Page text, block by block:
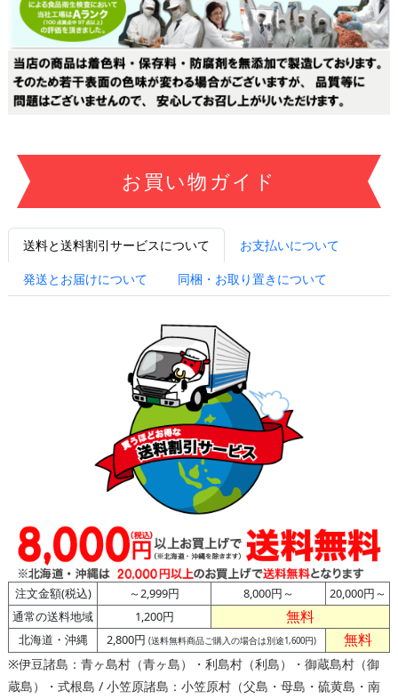
お買い物ガイド
送料と送料割引サービスについて
お支払いについて
発送とお届けについて
同梱・お取り置きについて
注文金額(税込) ～2,999円 8,000円～
20,000円～
通常の送料地域
1,200円 無料
北海道・沖縄 2,800円 (送料無料商品ご購入の場合は別途1,600円) 無料
※伊豆諸島：青ヶ島村（青ヶ島）・利島村（利島）・御蔵島村（御
蔵島）・式根島 / 小笠原諸島：小笠原村（父島・母島・硫黄島・南